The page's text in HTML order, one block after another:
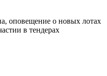
оповещение о новых лотах
в тендерах